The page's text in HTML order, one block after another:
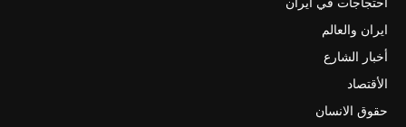
ايران والعالم
أخبار الشارع
الأقتصاد
حقوق الانسان